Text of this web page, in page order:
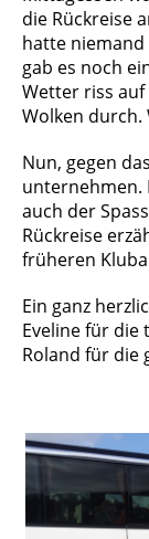
die Rückreise
hatte niemand
gab es noch
Wetter riss auf
Wolken durch.
Nun, gegen
unternehmen.
auch der
Rückreise
früheren
Ein ganz
Eveline für
Roland für die